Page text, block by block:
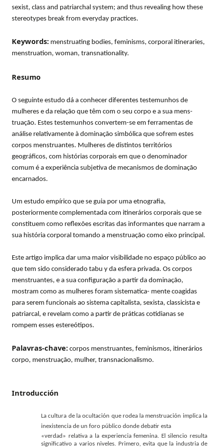
sexist, class and patriarchal system; and thus revealing how these
stereotypes break from everyday practices.
Keywords: menstruating bodies, feminisms, corporal itineraries,
menstruation, woman, transnationality.
Resumo
O seguinte estudo dá a conhecer diferentes testemunhos de
mulheres e da relação que têm com o seu corpo e a sua mens-
truação. Estes testemunhos convertem-se em ferramentas de
análise relativamente à dominação simbólica que sofrem estes
corpos menstruantes. Mulheres de distintos territórios
geográficos, com histórias corporais em que o denominador
comum é a experiência subjetiva de mecanismos de dominação
encarnados.
Um estudo empírico que se guia por uma etnografia,
posteriormente complementada com itinerários corporais que se
constituem como reflexões escritas das informantes que narram a
sua história corporal tomando a menstruação como eixo principal.
Este artigo implica dar uma maior visibilidade no espaço público ao
que tem sido considerado tabu y da esfera privada. Os corpos
menstruantes, e a sua configuração a partir da dominação,
mostram como as mulheres foram sistematica- mente coagidas
para serem funcionais ao sistema capitalista, sexista, classicista e
patriarcal, e revelam como a partir de práticas cotidianas se
rompem esses estereótipos.
Palavras-chave: corpos menstruantes, feminismos, itinerários
corpo, menstruação, mulher, transnacionalismo.
Introducción
La cultura de la ocultación que rodea la menstruación implica la
inexistencia de un foro público donde debatir esta
«verdad» relativa a la experiencia femenina. El silencio resulta
significativo a varios niveles. Primero, evita que la industria de